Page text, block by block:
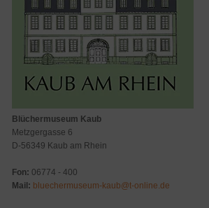
Blüchermuseum Kaub
Metzgergasse 6
D-56349 Kaub am Rhein
Fon: 06774 - 400
Mail: bluechermuseum-kaub@t-online.de